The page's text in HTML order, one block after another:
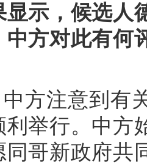
显示，候选人
中方对此有何
方注意到有
利举行。中方
同哥新政府共